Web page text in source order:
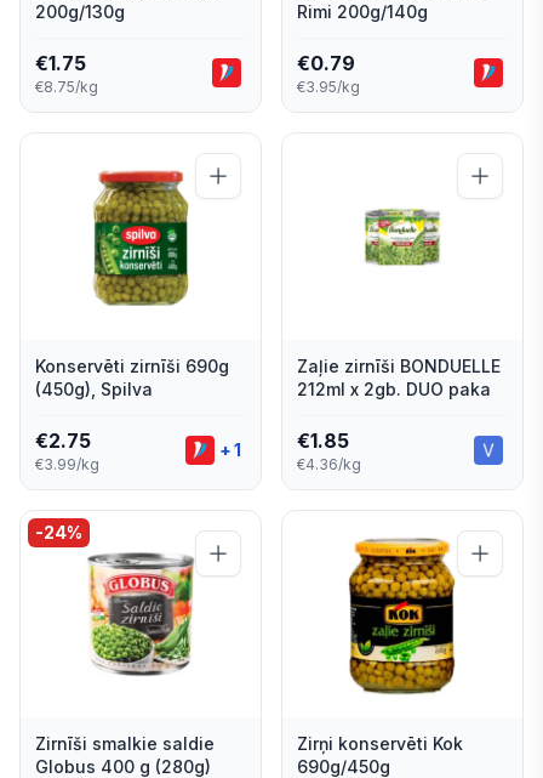
200g/130g
€1.75
€8.75/kg
Rimi 200g/140g
€0.79
€3.95/kg
Konservēti zirnīši 690g
(450g), Spilva
€2.75
€3.99/kg
+1
Zaļie zirnīši BONDUELLE
212ml x 2gb. DUO paka
€1.85
€4.36/kg
-24%
Zirnīši smalkie saldie
Globus 400 g (280g)
Zirņi konservēti Kok
690g/450g